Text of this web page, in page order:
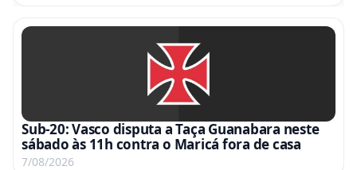
Sub-20: Vasco disputa a Taça Guanabara neste
sábado às 11h contra o Maricá fora de casa
7/08/2026